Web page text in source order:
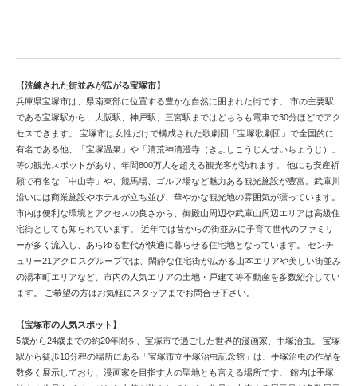
【洗練された街並みが広がる宝塚市】
兵庫県宝塚市は、県南東部に位置する豊かな自然に囲まれた街です。 市の主要駅
である宝塚駅から、大阪駅、神戸駅、三宮駅まではどちらも電車で30分ほどでアク
セスできます。 宝塚市は女性だけで構成された歌劇団「宝塚歌劇団」で全国的に
有名である他、「宝塚温泉」や「清荒神清澄寺（きよしこうじんせいちょうじ）」
等の観光スポットがあり、年間800万人を超える観光客が訪れます。 他にも安産祈
願で有名な「中山寺」や、競馬場、ゴルフ場など魅力ある観光施設が豊富。武庫川
沿いには商業施設やホテルが立ち並び、華やかな観光地の雰囲気が漂っています。
市内は便利な環境とアクセスの良さから、御殿山周辺や武庫山周辺エリアは高級住
宅街としても知られています。 近年では昔からの街並みに子育て世代のファミリ
ーが多く流入し、あらゆる世代が快適に暮らせる住宅地となっています。 センチ
ュリー21アクロスグループでは、閑静な住宅街が広がる山本エリアや美しい街並み
の湯本町エリアなど、市内の人気エリアの土地・戸建て等不動産を多数紹介してい
ます。 ご希望の方はお気軽にスタッフまでお問合せ下さい。
【宝塚市の人気スポット】
5歳から24歳までの約20年間を、宝塚市で過ごした世界的漫画家、手塚治虫。 宝塚
駅から徒歩10分程の場所にある「宝塚市立手塚治虫記念館」は、手塚治虫の作品を
数多く展示しており、漫画家を目指す人の聖地とも言える場所です。 館内は手塚